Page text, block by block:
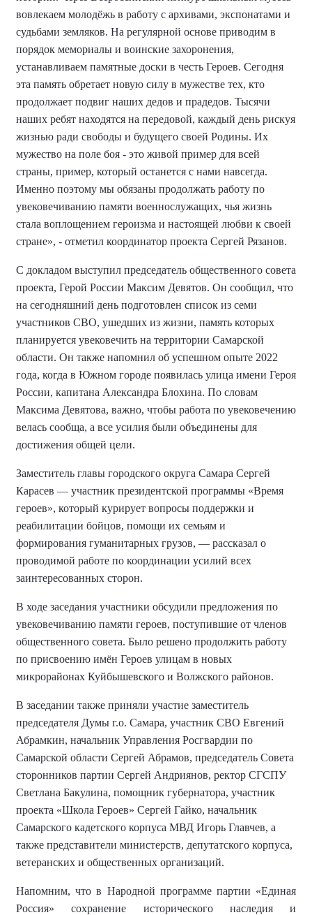
вовлекаем молодёжь в работу с архивами, экспонатами и
судьбами земляков. На регулярной основе приводим в
порядок мемориалы и воинские захоронения,
устанавливаем памятные доски в честь Героев. Сегодня
эта память обретает новую силу в мужестве тех, кто
продолжает подвиг наших дедов и прадедов. Тысячи
наших ребят находятся на передовой, каждый день рискуя
жизнью ради свободы и будущего своей Родины. Их
мужество на поле боя - это живой пример для всей
страны, пример, который останется с нами навсегда.
Именно поэтому мы обязаны продолжать работу по
увековечиванию памяти военнослужащих, чья жизнь
стала воплощением героизма и настоящей любви к своей
стране», - отметил координатор проекта Сергей Рязанов.
С докладом выступил председатель общественного совета
проекта, Герой России Максим Девятов. Он сообщил, что
на сегодняшний день подготовлен список из семи
участников СВО, ушедших из жизни, память которых
планируется увековечить на территории Самарской
области. Он также напомнил об успешном опыте 2022
года, когда в Южном городе появилась улица имени Героя
России, капитана Александра Блохина. По словам
Максима Девятова, важно, чтобы работа по увековечению
велась сообща, а все усилия были объединены для
достижения общей цели.
Заместитель главы городского округа Самара Сергей
Карасев — участник президентской программы «Время
героев», который курирует вопросы поддержки и
реабилитации бойцов, помощи их семьям и
формирования гуманитарных грузов, — рассказал о
проводимой работе по координации усилий всех
заинтересованных сторон.
В ходе заседания участники обсудили предложения по
увековечиванию памяти героев, поступившие от членов
общественного совета. Было решено продолжить работу
по присвоению имён Героев улицам в новых
микрорайонах Куйбышевского и Волжского районов.
В заседании также приняли участие заместитель
председателя Думы г.о. Самара, участник СВО Евгений
Абрамкин, начальник Управления Росгвардии по
Самарской области Сергей Абрамов, председатель Совета
сторонников партии Сергей Андриянов, ректор СГСПУ
Светлана Бакулина, помощник губернатора, участник
проекта «Школа Героев» Сергей Гайко, начальник
Самарского кадетского корпуса МВД Игорь Главчев, а
также представители министерств, депутатского корпуса,
ветеранских и общественных организаций.
Напомним, что в Народной программе партии «Единая
Россия» сохранение исторического наследия и